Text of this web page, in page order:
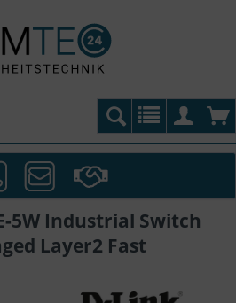
5W Industrial Switch
Layer2 Fast